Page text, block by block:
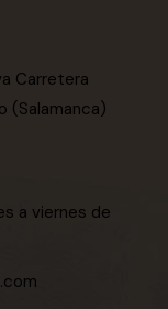
Carretera
(Salamanca)
a viernes de